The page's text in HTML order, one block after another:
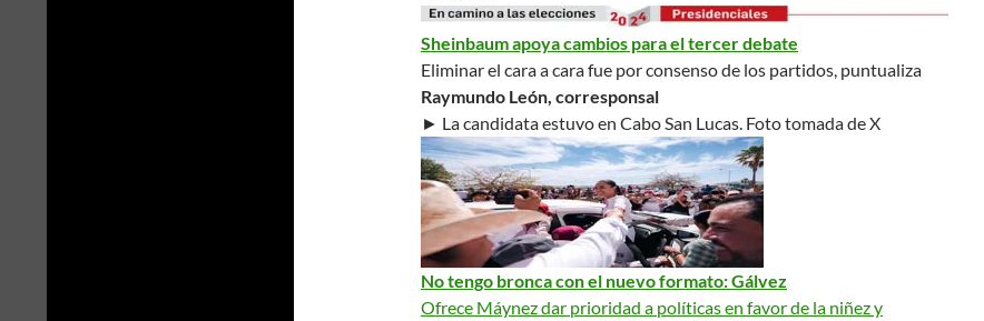
Sheinbaum apoya cambios para el tercer debate
Eliminar el cara a carafue por consenso de los partidos, puntualiza
Raymundo León, corresponsal
► La candidata estuvo en Cabo San Lucas. Foto tomada de X
No tengo bronca con el nuevo formato: Gálvez
Ofrece Máynez dar prioridad a políticas en favor de la niñez y